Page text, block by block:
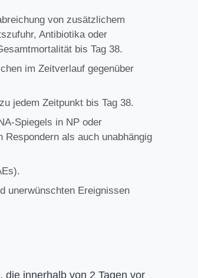
von zusätzlichem
Antibiotika oder
bis Tag 38.
im Zeitverlauf gegenüber
jedem Zeitpunkt bis Tag 38.
Spiegels in NP oder
als auch unabhängig
unerwünschten Ereignissen
die innerhalb von 2 Tagen vor